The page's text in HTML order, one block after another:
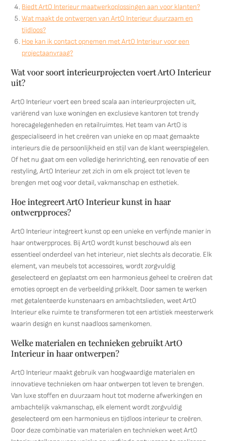
Biedt ArtO Interieur maatwerkoplossingen aan voor klanten?
Wat maakt de ontwerpen van ArtO Interieur duurzaam en
tijdloos?
Hoe kan ik contact opnemen met ArtO Interieur voor een
projectaanvraag?
Wat voor soort interieurprojecten voert ArtO Interieur
uit?
ArtO Interieur voert een breed scala aan interieurprojecten uit,
variërend van luxe woningen en exclusieve kantoren tot trendy
horecagelegenheden en retailruimtes. Het team van ArtO is
gespecialiseerd in het creëren van unieke en op maat gemaakte
interieurs die de persoonlijkheid en stijl van de klant weerspiegelen.
Of het nu gaat om een volledige herinrichting, een renovatie of een
restyling, ArtO Interieur zet zich in om elk project tot leven te
brengen met oog voor detail, vakmanschap en esthetiek.
Hoe integreert ArtO Interieur kunst in haar
ontwerpproces?
ArtO Interieur integreert kunst op een unieke en verfijnde manier in
haar ontwerpproces. Bij ArtO wordt kunst beschouwd als een
essentieel onderdeel van het interieur, niet slechts als decoratie. Elk
element, van meubels tot accessoires, wordt zorgvuldig
geselecteerd en geplaatst om een harmonieus geheel te creëren dat
emoties oproept en de verbeelding prikkelt. Door samen te werken
met getalenteerde kunstenaars en ambachtslieden, weet ArtO
Interieur elke ruimte te transformeren tot een artistiek meesterwerk
waarin design en kunst naadloos samenkomen.
Welke materialen en technieken gebruikt ArtO
Interieur in haar ontwerpen?
ArtO Interieur maakt gebruik van hoogwaardige materialen en
innovatieve technieken om haar ontwerpen tot leven te brengen.
Van luxe stoffen en duurzaam hout tot moderne afwerkingen en
ambachtelijk vakmanschap, elk element wordt zorgvuldig
geselecteerd om een harmonieus en tijdloos interieur te creëren.
Door deze combinatie van materialen en technieken weet ArtO